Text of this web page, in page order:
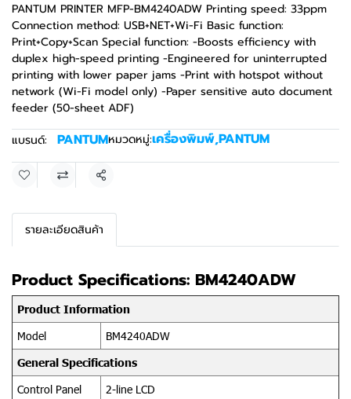
PANTUM PRINTER MFP-BM4240ADW Printing speed: 33ppm
Connection method: USB+NET+Wi-Fi Basic function:
Print+Copy+Scan Special function: -Boosts efficiency with
duplex high-speed printing -Engineered for uninterrupted
printing with lower paper jams -Print with hotspot without
network (Wi-Fi model only) -Paper sensitive auto document
feeder (50-sheet ADF)
แบรนด์:
PANTUMหมวดหมู่:เครื่องพิมพ์,PANTUM
แชร์
รายละเอียดสินค้า
Product Specifications: BM4240ADW
Product Information
Model BM4240ADW
General Specifications
Control Panel
2-line LCD